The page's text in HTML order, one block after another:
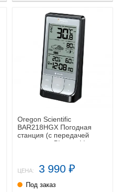
Oregon Scientific
BAR218HGX Погодная
станция (с передачей
данных по Bluetooth)
ЦЕНА: 3 990 ₽
Под заказ